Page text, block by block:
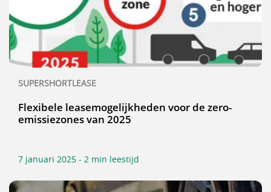
SUPERSHORTLEASE
Flexibele leasemogelijkheden voor de zero-
emissiezones van 2025
7 januari 2025 - 2 min leestijd